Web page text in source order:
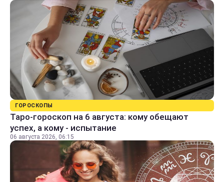
ГОРОСКОПЫ
Таро-гороскоп на 6 августа: кому обещают
успех, а кому - испытание
06 августа 2026, 06:15